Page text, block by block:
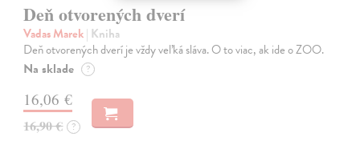
Deň otvorených dverí
Vadas Marek| Kniha
Deň otvorených dverí je vždy veľká sláva. O to viac, ak ide o ZOO.
Na sklade ?
16,06 €
16,90 € ?